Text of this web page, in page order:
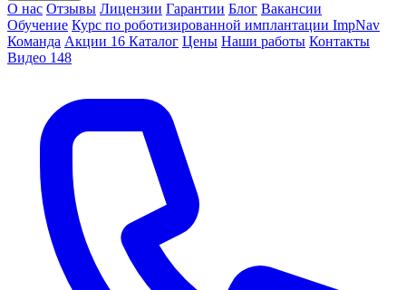
О нас Отзывы Лицензии Гарантии Блог Вакансии
Обучение Курс по роботизированной имплантации ImpNav
Команда Акции 16 Каталог Цены Наши работы Контакты
Видео 148